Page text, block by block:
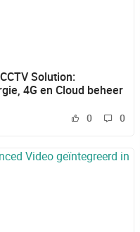
Solution:
4G en Cloud beheer
0 0